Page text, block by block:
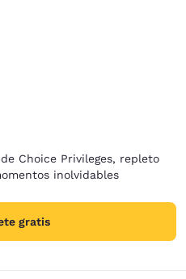
Choice Privileges, repleto
inolvidables
gratis